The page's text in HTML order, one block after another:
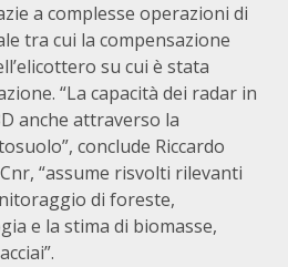
a complesse operazioni di
tra cui la compensazione
su cui è stata
“La capacità dei radar in
anche attraverso la
conclude Riccardo
“assume risvolti rilevanti
di foreste,
e la stima di biomasse,